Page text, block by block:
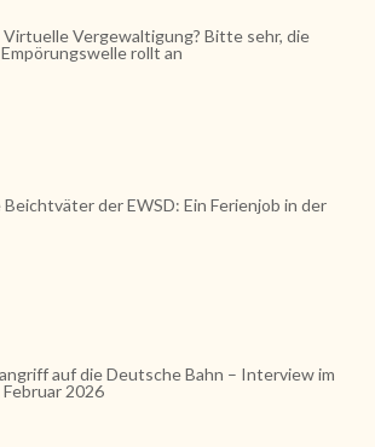
Vergewaltigung? Bitte sehr, die
rollt an
Beichtväter der EWSD: Ein Ferienjob in der
auf die Deutsche Bahn – Interview im
2026